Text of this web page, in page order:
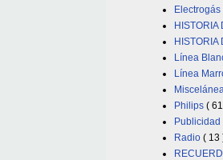
HISTORIA
HISTORIA
Línea
Línea
Philips (
Publicidad
Radio ( 13